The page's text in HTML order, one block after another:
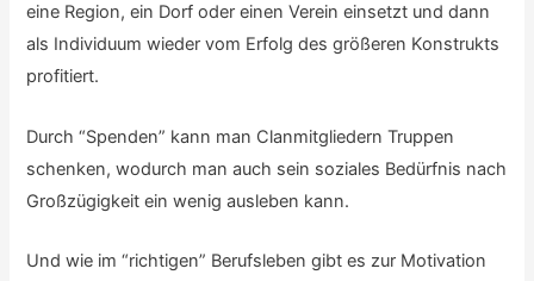
eine Region, ein Dorf oder einen Verein einsetzt und dann
als Individuum wieder vom Erfolg des größeren Konstrukts
profitiert.
Durch “Spenden” kann man Clanmitgliedern Truppen
schenken, wodurch man auch sein soziales Bedürfnis nach
Großzügigkeit ein wenig ausleben kann.
Und wie im “richtigen” Berufsleben gibt es zur Motivation